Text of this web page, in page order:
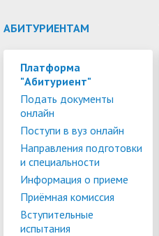
АБИТУРИЕНТАМ
Платформа
"Абитуриент"
Подать документы
онлайн
Поступи в вуз онлайн
Направления подготовки
и специальности
Информация о приеме
Приёмная комиссия
Вступительные
испытания